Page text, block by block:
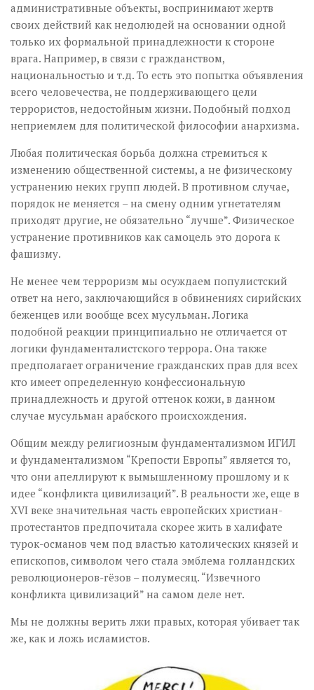
административные объекты, воспринимают жертв
своих действий как недолюдей на основании одной
только их формальной принадлежности к стороне
врага. Например, в связи с гражданством,
национальностью и т.д. То есть это попытка объявления
всего человечества, не поддерживающего цели
террористов, недостойным жизни. Подобный подход
неприемлем для политической философии анархизма.
Любая политическая борьба должна стремиться к
изменению общественной системы, а не физическому
устранению неких групп людей. В противном случае,
порядок не меняется – на смену одним угнетателям
приходят другие, не обязательно “лучше”. Физическое
устранение противников как самоцель это дорога к
фашизму.
Не менее чем терроризм мы осуждаем популистский
ответ на него, заключающийся в обвинениях сирийских
беженцев или вообще всех мусульман.Логика
подобной реакции принципиально не отличается от
логики фундаменталистского террора. Она также
предполагает ограничение гражданских прав для всех
кто имеет определенную конфессиональную
принадлежность и другой оттенок кожи, в данном
случае мусульман арабского происхождения.
Общим между религиозным фундаментализмом ИГИЛ
и фундаментализмом “Крепости Европы” является то,
что они апеллируют к вымышленному прошлому и к
идее “конфликта цивилизаций”. В реальности же, еще в
XVI веке значительная часть европейских христиан-
протестантов предпочитала скорее жить в халифате
турок-османов чем под властью католических князей и
епископов, символом чего стала эмблема голландских
революционеров-гёзов – полумесяц. “Извечного
конфликта цивилизаций” на самом деле нет.
Мы не должны верить лжи правых, которая убивает так
же, как и ложь исламистов.